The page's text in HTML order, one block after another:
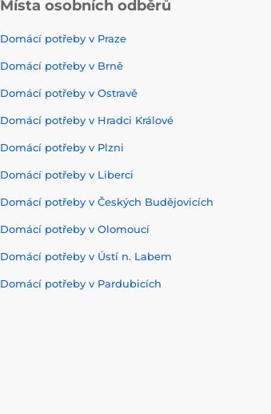
Místa osobních odběrů
Domácí potřeby v Praze
Domácí potřeby v Brně
Domácí potřeby v Ostravě
Domácí potřeby v Hradci Králové
Domácí potřeby v Plzni
Domácí potřeby v Liberci
Domácí potřeby v Českých Budějovicích
Domácí potřeby v Olomoucí
Domácí potřeby v Ústí n. Labem
Domácí potřeby v Pardubicích